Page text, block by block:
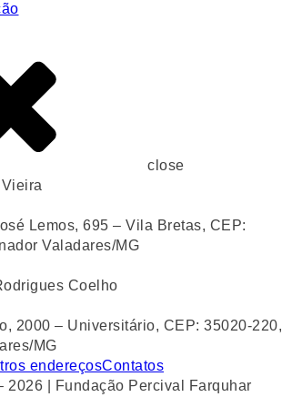
close
Lemos, 695 – Vila Bretas, CEP:
Valadares/MG
Coelho
2000 – Universitário, CEP: 35020-220,
MG
endereçosContatos
2026 | Fundação Percival Farquhar